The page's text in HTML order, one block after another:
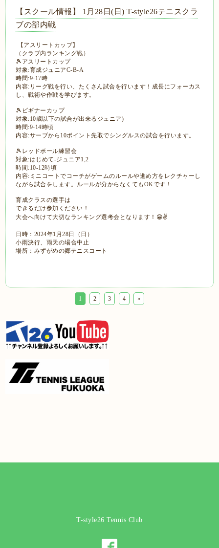
【スクール情報】 1月28日(日) T-style26テニスクラ
ブの部内戦
【アスリートカップ】
（クラブ内ランキング戦）
🎾アスリートカップ
対象:育成ジュニアC-B-A
時間:9-17時
内容:リーグ戦を行い、たくさん試合を行います！成長にフォーカス
し、戦術や作戦を学びます。
🎾ビギナーカップ
対象:10歳以下の試合が出来るジュニア)
時間:9-14時頃
内容:サーブから10ポイント先取でシングルスの試合を行います。
🎾レッドボール練習会
対象:はじめて-ジュニア1,2
時間:10-12時頃
内容:ミニコートでコーチがゲームのルールや進め方をレクチャーし
ながら試合をします。ルールが分からなくてもOKです！
育成クラスの選手は
できるだけ参加ください！
大会へ向けて大切なランキング選考会となります！😁✌️
日時：2024年1月28日（日）
小雨決行、雨天の場合中止
場所：みずがめの郷テニスコート
1 2 3 4 »
T-style26 Tennis Club